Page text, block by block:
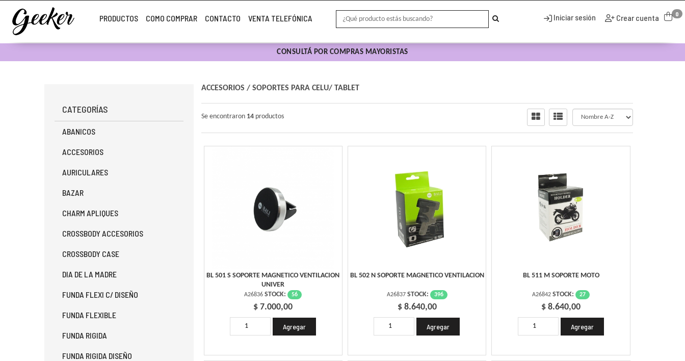
Iniciar sesión Crear cuenta 0
PRODUCTOS COMO COMPRAR CONTACTO VENTA TELEFÓNICA
CONSULTÁ POR COMPRAS MAYORISTAS
CATEGORÍAS
ABANICOS
ACCESORIOS
AURICULARES
BAZAR
CHARM APLIQUES
CROSSBODY ACCESORIOS
CROSSBODY CASE
DIA DE LA MADRE
FUNDA FLEXI C/ DISEÑO
FUNDA FLEXIBLE
FUNDA RIGIDA
FUNDA RIGIDA DISEÑO
ACCESORIOS / SOPORTES PARA CELU/ TABLET
Se encontraron 14 productos
BL 501 S SOPORTE MAGNETICO VENTILACION
UNIVER
A26836STOCK: 56
$ 7.000,00
BL 502 N SOPORTE MAGNETICO VENTILACION
A26837 STOCK: 396
$ 8.640,00
BL 511 M SOPORTE MOTO
A26842STOCK: 27
$ 8.640,00